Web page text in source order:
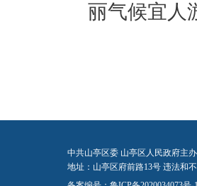
丽气候宜人
中共山亭区委 山亭区人民政府主
地址：山亭区府前路13号 违法和